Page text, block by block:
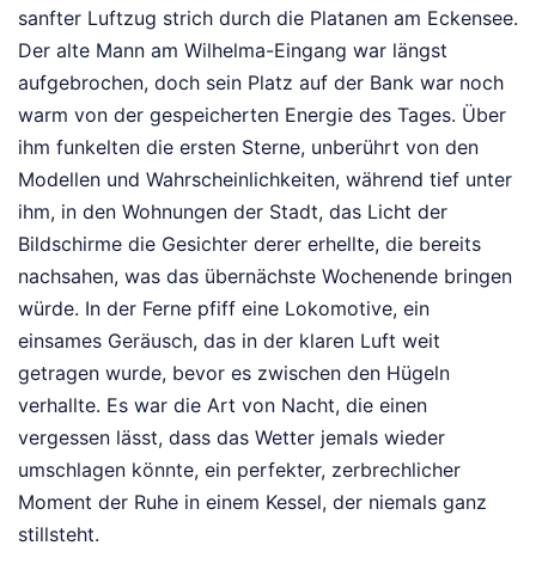
sanfter Luftzug strich durch die Platanen am Eckensee.
Der alte Mann am Wilhelma-Eingang war längst
aufgebrochen, doch sein Platz auf der Bank war noch
warm von der gespeicherten Energie des Tages. Über
ihm funkelten die ersten Sterne, unberührt von den
Modellen und Wahrscheinlichkeiten, während tief unter
ihm, in den Wohnungen der Stadt, das Licht der
Bildschirme die Gesichter derer erhellte, die bereits
nachsahen, was das übernächste Wochenende bringen
würde. In der Ferne pfiff eine Lokomotive, ein
einsames Geräusch, das in der klaren Luft weit
getragen wurde, bevor es zwischen den Hügeln
verhallte. Es war die Art von Nacht, die einen
vergessen lässt, dass das Wetter jemals wieder
umschlagen könnte, ein perfekter, zerbrechlicher
Moment der Ruhe in einem Kessel, der niemals ganz
stillsteht.